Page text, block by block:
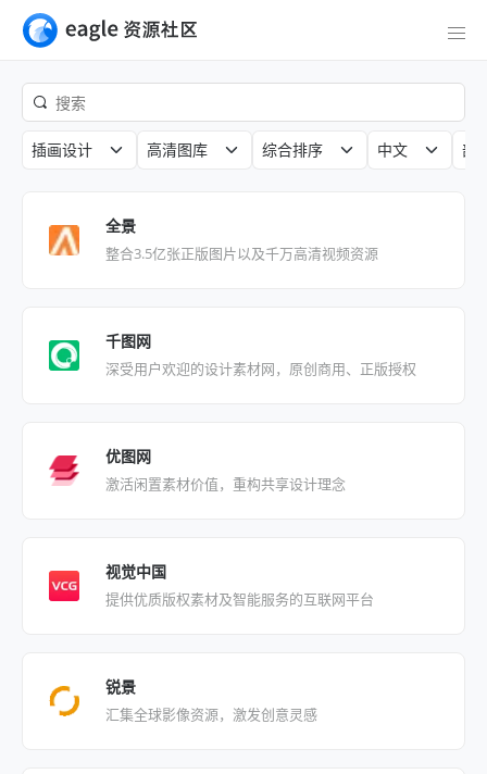
插画设计 高清图库 综合排序 中文 部
全景
整合3.5亿张正版图片以及千万高清视频资源
千图网
深受用户欢迎的设计素材网，原创商用、正版授权
优图网
激活闲置素材价值，重构共享设计理念
视觉中国
提供优质版权素材及智能服务的互联网平台
锐景
汇集全球影像资源，激发创意灵感